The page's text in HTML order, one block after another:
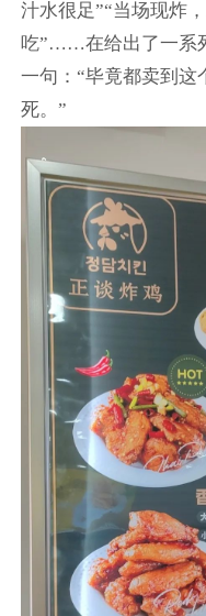
汁水很足”“当场现炸
吃”……在给出了一系
一句：“毕竟都卖到这
死。”